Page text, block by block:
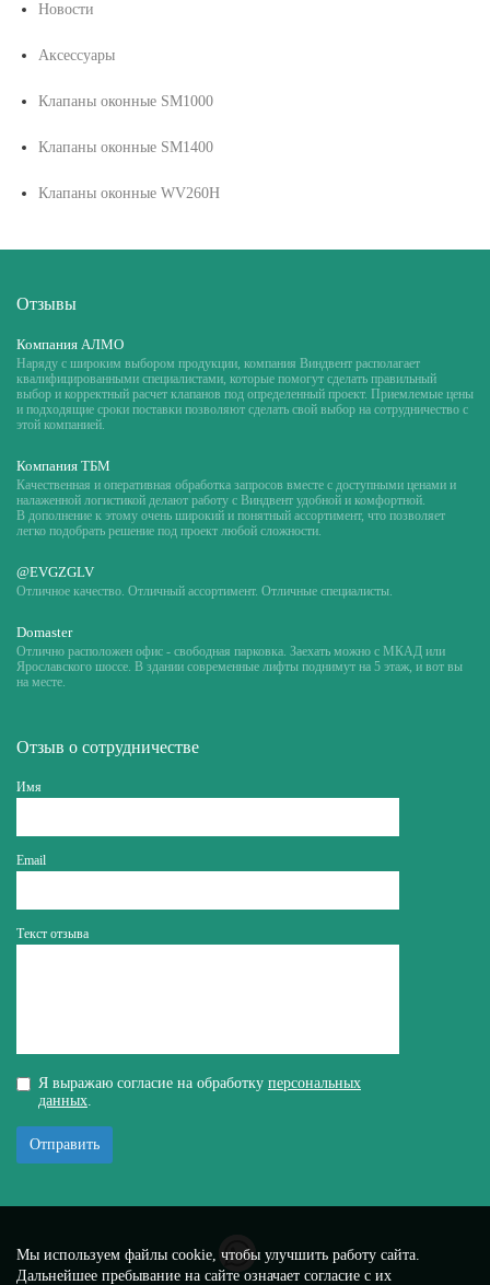
Новости
Аксессуары
Клапаны оконные SM1000
Клапаны оконные SM1400
Клапаны оконные WV260H
Отзывы
Компания АЛМО
Наряду с широким выбором продукции, компания Виндвент располагает
квалифицированными специалистами, которые помогут сделать правильный
выбор и корректный расчет клапанов под определенный проект. Приемлемые цены
и подходящие сроки поставки позволяют сделать свой выбор на сотрудничество с
этой компанией.
Компания ТБМ
Качественная и оперативная обработка запросов вместе с доступными ценами и
налаженной логистикой делают работу с Виндвент удобной и комфортной.
В дополнение к этому очень широкий и понятный ассортимент, что позволяет
легко подобрать решение под проект любой сложности.
@EVGZGLV
Отличное качество. Отличный ассортимент. Отличные специалисты.
Domaster
Отлично расположен офис - свободная парковка. Заехать можно с МКАД или
Ярославского шоссе. В здании современные лифты поднимут на 5 этаж, и вот вы
на месте.
Отзыв о сотрудничестве
Имя
Email
Текст отзыва
Я выражаю согласие на обработку персональных
данных.
Отправить
Мы используем файлы cookie, чтобы улучшить работу сайта.
Дальнейшее пребывание на сайте означает согласие с их